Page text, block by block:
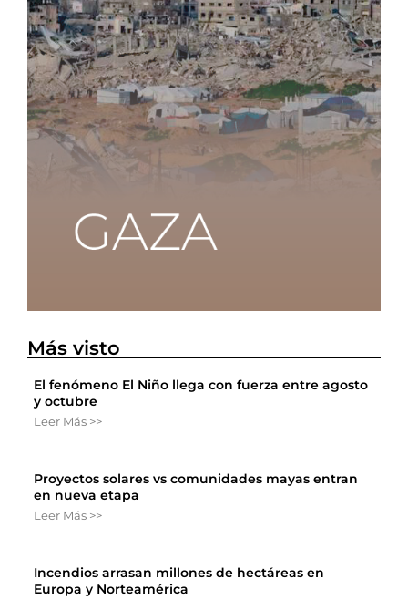
Más visto
El fenómeno El Niño llega con fuerza entre agosto
y octubre
Leer Más >>
Proyectos solares vs comunidades mayas entran
en nueva etapa
Leer Más >>
Incendios arrasan millones de hectáreas en
Europa y Norteamérica